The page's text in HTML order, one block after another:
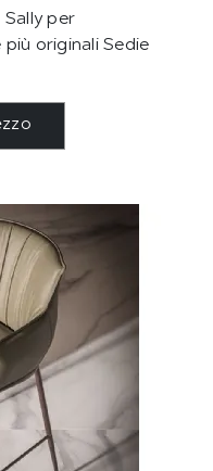
Sally per
originali Sedie